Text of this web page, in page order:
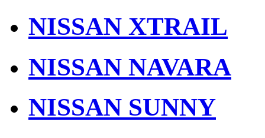
NISSAN XTRAIL
NISSAN NAVARA
NISSAN SUNNY